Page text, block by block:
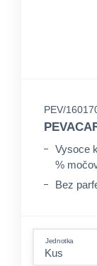
PEV/
Vysoce
%
Bez
Jednotka